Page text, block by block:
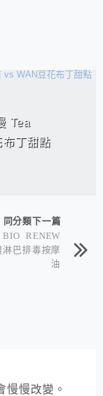
Tea
丁甜點
同分類下一篇
BIO RENEW
巴排毒按摩
油
慢慢改變。